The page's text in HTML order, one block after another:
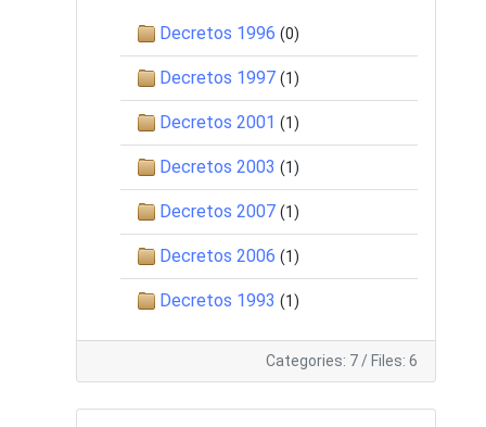
Decretos 1996 (0)
Decretos 1997 (1)
Decretos 2001 (1)
Decretos 2003 (1)
Decretos 2007 (1)
Decretos 2006 (1)
Decretos 1993 (1)
Categories: 7 / Files: 6